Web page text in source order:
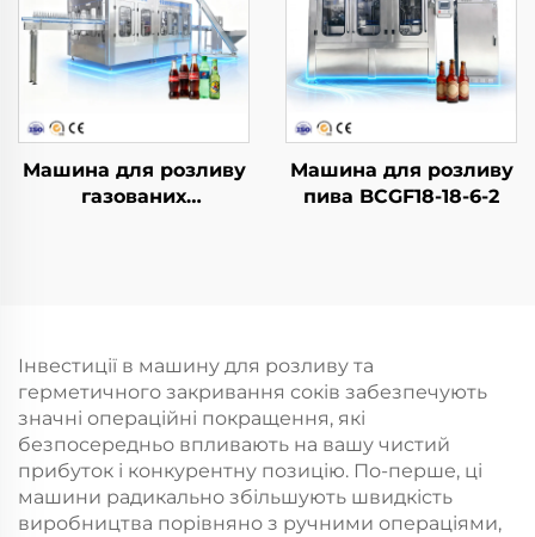
Машина для розливу
газованих
Машина для розливу
пива BCGF18-18-6-2
Інвестиції в машину для розливу та
герметичного закривання соків забезпечують
значні операційні покращення, які
безпосередньо впливають на вашу чистий
прибуток і конкурентну позицію. По-перше, ці
машини радикально збільшують швидкість
виробництва порівняно з ручними операціями,